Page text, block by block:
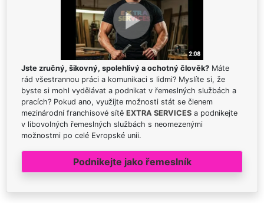
Jste zručný, šikovný, spolehlivý a ochotný člověk? Máte
rád všestrannou práci a komunikaci s lidmi? Myslíte si, že
byste si mohl vydělávat a podnikat v řemeslných službách a
pracích? Pokud ano, využijte možnosti stát se členem
mezinárodní franchisové sítě EXTRA SERVICES a podnikejte
v libovolných řemeslných službách s neomezenými
možnostmi po celé Evropské unii.
Podnikejte jako řemeslník